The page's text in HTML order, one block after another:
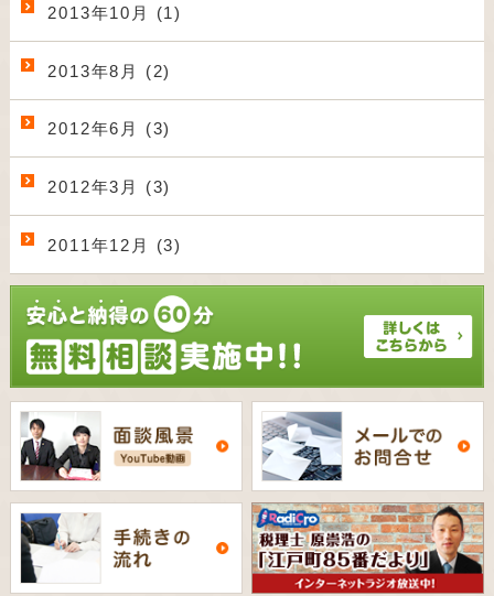
2013年10月 (1)
2013年8月 (2)
2012年6月 (3)
2012年3月 (3)
2011年12月 (3)